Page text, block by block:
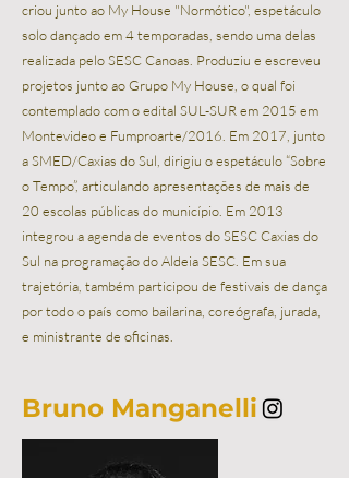
criou junto ao My House "Normótico", espetáculo
solo dançado em 4 temporadas, sendo uma delas
realizada pelo SESC Canoas. Produziu e escreveu
projetos junto ao Grupo My House, o qual foi
contemplado com o edital SUL-SUR em 2015 em
Montevideo e Fumproarte/2016. Em 2017, junto
a SMED/Caxias do Sul, dirigiu o espetáculo “Sobre
o Tempo”, articulando apresentações de mais de
20 escolas públicas do município. Em 2013
integrou a agenda de eventos do SESC Caxias do
Sul na programação do Aldeia SESC. Em sua
trajetória, também participou de festivais de dança
por todo o país como bailarina, coreógrafa, jurada,
e ministrante de oficinas.
Bruno Manganelli